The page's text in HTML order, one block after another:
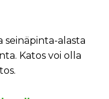
alasta
Katos voi olla